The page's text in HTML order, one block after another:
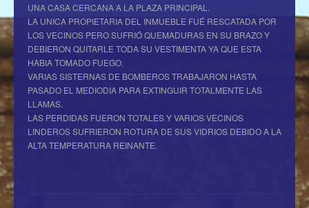
UNA CASA CERCANA A LA PLAZA PRINCIPAL.
LA UNICA PROPIETARIA DEL INMUEBLE FUÉ RESCATADA POR
LOS VECINOS PERO SUFRIÓ QUEMADURAS EN SU BRAZO Y
DEBIERON QUITARLE TODA SU VESTIMENTA YA QUE ESTA
HABIA TOMADO FUEGO.
VARIAS SISTERNAS DE BOMBEROS TRABAJARON HASTA
PASADO EL MEDIODIA PARA EXTINGUIR TOTALMENTE LAS
LLAMAS.
LAS PERDIDAS FUERON TOTALES Y VARIOS VECINOS
LINDEROS SUFRIERON ROTURA DE SUS VIDRIOS DEBIDO A LA
ALTA TEMPERATURA REINANTE.